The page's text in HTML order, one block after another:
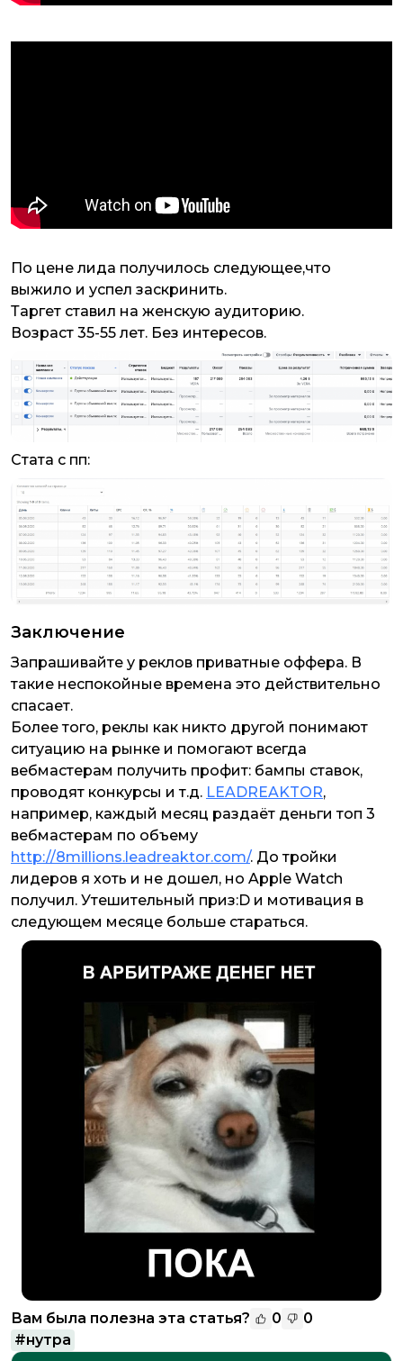
По цене лида получилось следующее,что
выжило и успел заскринить.
Таргет ставил на женскую аудиторию.
Возраст 35-55 лет. Без интересов.
Стата с пп:
Заключение
Запрашивайте у реклов приватные оффера. В
такие неспокойные времена это действительно
спасает.
Более того, реклы как никто другой понимают
ситуацию на рынке и помогают всегда
вебмастерам получить профит: бампы ставок,
проводят конкурсы и т.д. LEADREAKTOR,
например, каждый месяц раздаёт деньги топ 3
вебмастерам по объему
http://8millions.leadreaktor.com/. До тройки
лидеров я хоть и не дошел, но Apple Watch
получил. Утешительный приз:D и мотивация в
следующем месяце больше стараться.
Вам была полезна эта статья? 0
0
#нутра